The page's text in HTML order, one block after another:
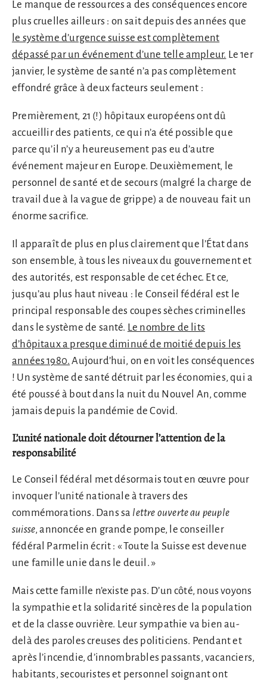
Le manque de ressources a des conséquences encore
plus cruelles ailleurs : on sait depuis des années que
le système d’urgence suisse est complètement
dépassé par un événement d’une telle ampleur. Le 1er
janvier, le système de santé n’a pas complètement
effondré grâce à deux facteurs seulement :
Premièrement, 21 (!) hôpitaux européens ont dû
accueillir des patients, ce qui n’a été possible que
parce qu’il n’y a heureusement pas eu d’autre
événement majeur en Europe. Deuxièmement, le
personnel de santé et de secours (malgré la charge de
travail due à la vague de grippe) a de nouveau fait un
énorme sacrifice.
Il apparaît de plus en plus clairement que l’État dans
son ensemble, à tous les niveaux du gouvernement et
des autorités, est responsable de cet échec. Et ce,
jusqu’au plus haut niveau : le Conseil fédéral est le
principal responsable des coupes sèches criminelles
dans le système de santé. Le nombre de lits
d’hôpitaux a presque diminué de moitié depuis les
années 1980. Aujourd’hui, on en voit les conséquences
! Un système de santé détruit par les économies, qui a
été poussé à bout dans la nuit du Nouvel An, comme
jamais depuis la pandémie de Covid.
L’unité nationale doit détourner l’attention de la
responsabilité
Le Conseil fédéral met désormais tout en œuvre pour
invoquer l’unité nationale à travers des
commémorations. Dans sa lettre ouverte au peuple
suisse, annoncée en grande pompe, le conseiller
fédéral Parmelin écrit : « Toute la Suisse est devenue
une famille unie dans le deuil. »
Mais cette famille n’existe pas. D’un côté, nous voyons
la sympathie et la solidarité sincères de la population
et de la classe ouvrière. Leur sympathie va bien au-
delà des paroles creuses des politiciens. Pendant et
après l’incendie, d’innombrables passants, vacanciers,
habitants, secouristes et personnel soignant ont